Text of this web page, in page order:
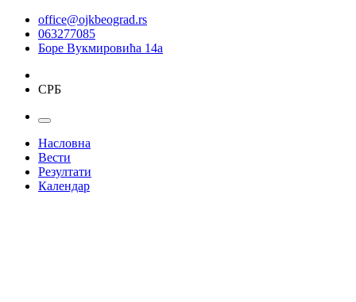
office@ojkbeograd.rs
063277085
Боре Вукмировића 14а
СРБ
Насловна
Вести
Резултати
Календар